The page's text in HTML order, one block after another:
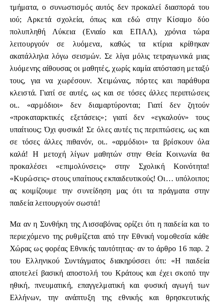
τμήματα, ο συνωστισμός αυτός δεν προκαλεί διασπορά του
ιού; Αρκετά σχολεία, όπως και εδώ στην Κίσαμο δύο
πολυπληθή Λύκεια (Ενιαίο και ΕΠΑΛ), χρόνια τώρα
λειτουργούν σε λυόμενα, καθώς τα κτίρια κρίθηκαν
ακατάλληλα λόγω σεισμών. Σε λίγα μόλις τετραγωνικά μιας
λυόμενης αίθουσας οι μαθητές, χωρίς καμία απόσταση μεταξύ
τους, για να χωρέσουν. Χειμώνας, πόρτες και παράθυρα
κλειστά. Γιατί σε αυτές, ως και σε τόσες άλλες περιπτώσεις
οι.. «αρμόδιοι» δεν διαμαρτύρονται; Γιατί δεν ζητούν
«προκαταρκτικές εξετάσεις»; γιατί δεν «εγκαλούν» τους
υπαίτιους; Όχι φυσικά! Σε όλες αυτές τις περιπτώσεις, ως και
σε τόσες άλλες πιθανόν, οι.. «αρμόδιοι» τα βρίσκουν όλα
καλά! Η μετοχή λίγων μαθητών στην Θεία Κοινωνία θα
προκαλέσει «επιμολύνσεις» στην Σχολική Κοινότητα!
«Κυρώσεις» στους υπαίτιους εκπαιδευτικούς! Οι… υπόλοιποι;
ας κοιμίζουμε την συνείδηση μας ότι τα πράγματα στην
παιδεία λειτουργούν σωστά!
Μα αν η Συνθήκη της Λισσαβόνας ορίζει ότι η παιδεία και το
περιεχόμενο της ρυθμίζεται από την Εθνική νομοθεσία κάθε
Χώρας ως φορέας Εθνικής ταυτότητας· αν το άρθρο 16 παρ. 2
του Ελληνικού Συντάγματος διακηρύσσει ότι: «H παιδεία
αποτελεί βασική αποστολή του Kράτους και έχει σκοπό την
ηθική, πνευματική, επαγγελματική και φυσική αγωγή των
Eλλήνων, την ανάπτυξη της εθνικής και θρησκευτικής